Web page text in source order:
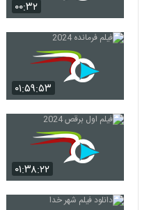
۰۰:۳۲
۰۱:۵۹:۵۳
۰۱:۳۸:۲۲